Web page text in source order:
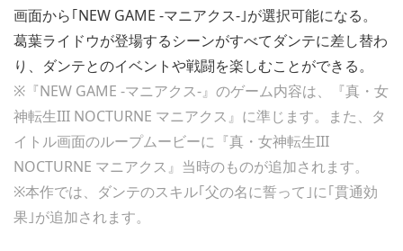
画面から｢NEW GAME -マニアクス-｣が選択可能になる。
葛葉ライドウが登場するシーンがすべてダンテに差し替わ
り、ダンテとのイベントや戦闘を楽しむことができる。
※『NEW GAME -マニアクス-』のゲーム内容は、『真・女
神転生III NOCTURNE マニアクス』に準じます。また、タ
イトル画面のループムービーに『真・女神転生III
NOCTURNE マニアクス』当時のものが追加されます。
※本作では、ダンテのスキル｢父の名に誓って｣に｢貫通効
果｣が追加されます。